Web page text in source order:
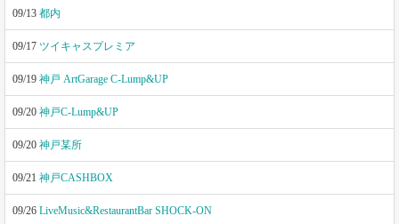
09/13 都内
09/17 ツイキャスプレミア
09/19 神戸 ArtGarage C-Lump&UP
09/20 神戸C-Lump&UP
09/20 神戸某所
09/21 神戸CASHBOX
09/26 LiveMusic&RestaurantBar SHOCK-ON